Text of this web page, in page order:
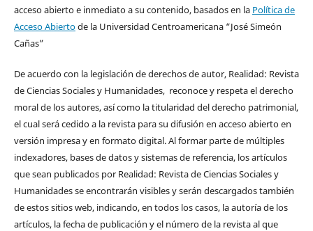
acceso abierto e inmediato a su contenido, basados en la Política de
Acceso Abiertode la Universidad Centroamericana “José Simeón
Cañas”
De acuerdo con la legislación de derechos de autor, Realidad: Revista
de Ciencias Sociales y Humanidades, reconoce y respeta el derecho
moral de los autores, así como la titularidad del derecho patrimonial,
el cual será cedido a la revista para su difusión en acceso abierto en
versión impresa y en formato digital. Al formar parte de múltiples
indexadores, bases de datos y sistemas de referencia, los artículos
que sean publicados por Realidad: Revista de Ciencias Sociales y
Humanidades se encontrarán visibles y serán descargados también
de estos sitios web, indicando, en todos los casos, la autoría de los
artículos, la fecha de publicación y el número de la revista al que